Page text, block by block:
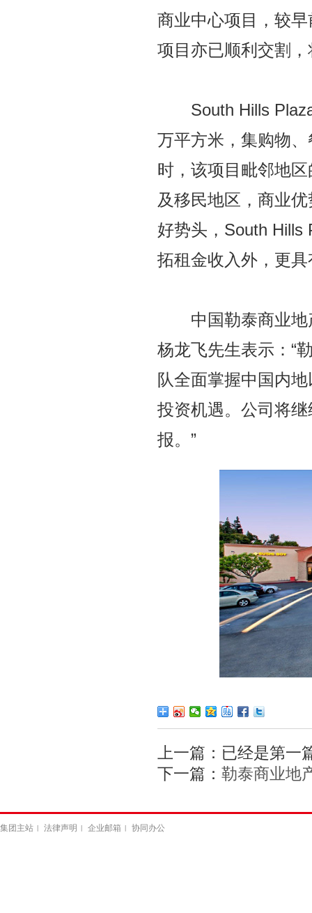
商业中心项目，较
项目亦已顺利交割
South Hills Plaza
万平方米，集购物
时，该项目毗邻地
及移民地区，商业
好势头，South Hills
拓租金收入外，更
中国勒泰商业地
杨龙飞先生表示：“
队全面掌握中国内
投资机遇。公司将
报。”
上一篇：已经是第一
下一篇： 勒泰商业地
集团主站 法律声明 企业邮箱 协同办公